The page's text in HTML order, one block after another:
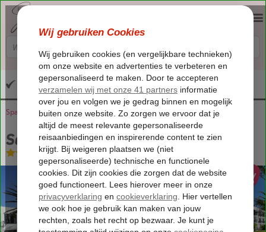
Altijd inclusief huurauto
Home
Spanje Canarische Eilanden Gran Canaria San Agustin Seaside Suites
Seaside Suites
Logies-Appartement